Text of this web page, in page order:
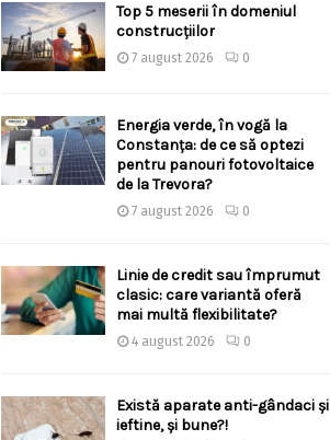
Top 5 meserii în domeniul
construcțiilor
7 august 2026 0
Energia verde, în vogă la
Constanța: de ce să optezi
pentru panouri fotovoltaice
de la Trevora?
7 august 2026 0
Linie de credit sau împrumut
clasic: care variantă oferă
mai multă flexibilitate?
4 august 2026 0
Există aparate anti-gândaci și
ieftine, și bune?!